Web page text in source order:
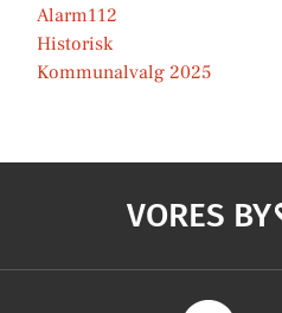
Alarm112
Historisk
Kommunalvalg 2025
VORES BY